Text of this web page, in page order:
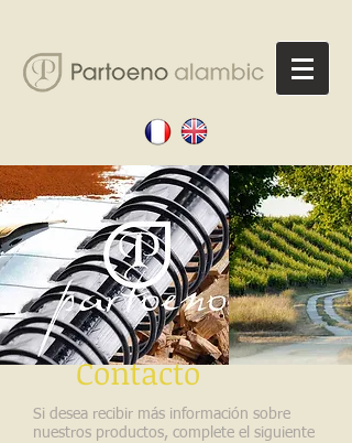
Contacto
Si desea recibir más información sobre
nuestros productos, complete el siguiente